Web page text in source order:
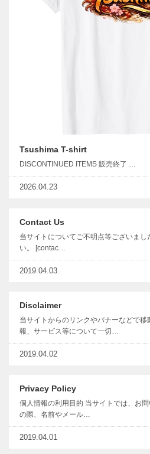
Tsushima T-shirt
DISCONTINUED ITEMS 販売終了 …
2026.04.23
Contact Us
当サイトについてご不明点等ございまし
い。 [contac…
2019.04.03
Disclaimer
当サイトからのリンクやバナーなどで
報、サービス等について一切…
2019.04.02
Privacy Policy
個人情報の利用目的 当サイトでは、お
の際、名前やメール…
2019.04.01